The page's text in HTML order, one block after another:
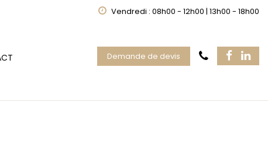
Vendredi : 08h00 - 12h00 | 13h00 - 18h00
Demande de devis